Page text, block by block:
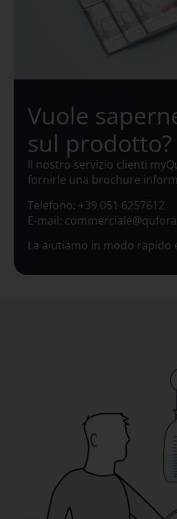
Vuole
sul prodotto?
Il nostro servizio clienti
fornirle una brochure
Telefono: +39 051 6257612
E-mail:
La aiutiamo in modo rapido